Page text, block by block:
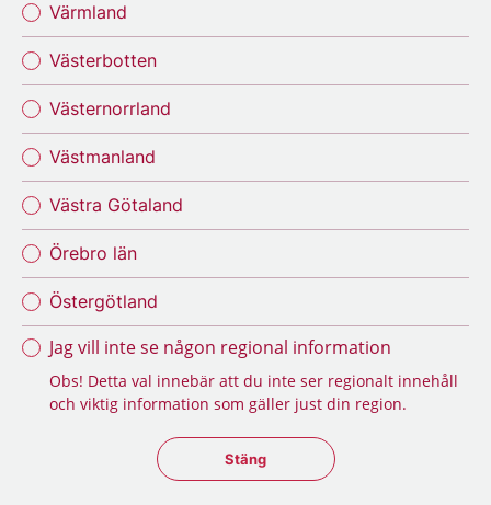
Värmland
Västerbotten
Västernorrland
Västmanland
Västra Götaland
Örebro län
Östergötland
Jag vill inte se någon regional information
Obs! Detta val innebär att du inte ser regionalt innehåll
och viktig information som gäller just din region.
Stäng regionsväljaren
Stäng